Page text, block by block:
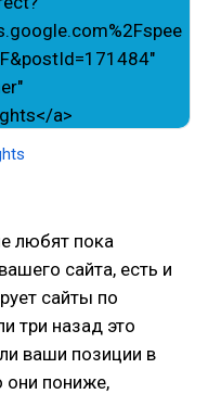
любят пока
сайта, есть и
сайты по
три назад это
ваши позиции в
они пониже,